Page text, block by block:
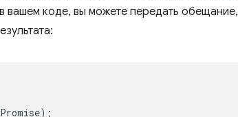
вашем коде, вы можете передать обещание,
);